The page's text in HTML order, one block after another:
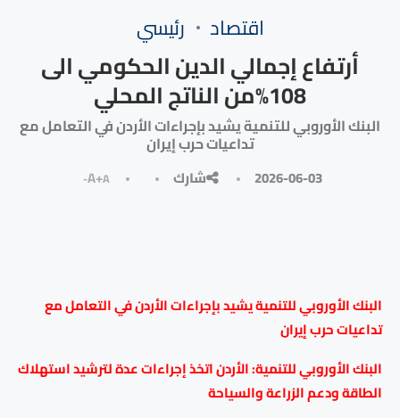
⁠اقتصاد رئيسي
أرتفاع إجمالي الدين الحكومي الى
108%من الناتج المحلي
البنك الأوروبي للتنمية يشيد بإجراءات الأردن في التعامل مع
تداعيات حرب إيران
2026-06-03 شارك A+A-
البنك الأوروبي للتنمية يشيد بإجراءات الأردن في التعامل مع
تداعيات حرب إيران
البنك الأوروبي للتنمية: الأردن اتخذ إجراءات عدة لترشيد استهلاك
الطاقة ودعم الزراعة والسياحة